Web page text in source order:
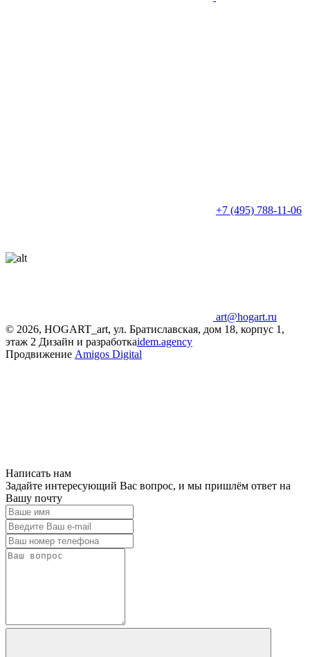
+7 (495) 788-11-06
art@hogart.ru
© 2026, HOGART_art, ул. Братиславская, дом 18, корпус 1,
этаж 2 Дизайн и разработкаidem.agency
Продвижение Amigos Digital
Написать нам
Задайте интересующий Вас вопрос, и мы пришлём ответ на
Вашу почту